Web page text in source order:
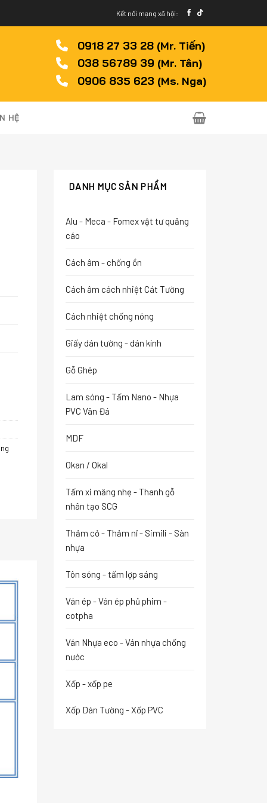
Kết nối mạng xã hội:
0918 27 33 28 (Mr. Tiến)
038 56789 39 (Mr. Tân)
0906 835 623 (Ms. Nga)
HỆ
DANH MỤC SẢN PHẨM
Alu - Meca - Fomex vật tư quảng
cáo
Cách âm - chống ồn
Cách âm cách nhiệt Cát Tường
Cách nhiệt chống nóng
Giấy dán tường - dán kính
Gỗ Ghép
Lam sóng - Tấm Nano - Nhựa
PVC Vân Đá
MDF
Okan / Okal
Tấm xi măng nhẹ - Thanh gỗ
nhân tạo SCG
Thảm cỏ - Thảm nỉ - Simili - Sàn
nhựa
Tôn sóng - tấm lợp sáng
Ván ép - Ván ép phủ phim -
cotpha
Ván Nhựa eco - Ván nhựa chống
nước
Xốp - xốp pe
Xốp Dán Tường - Xốp PVC